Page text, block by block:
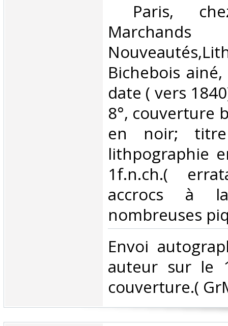
Paris,
Bichebois
date ( vers
8°, couverture
en noir;
lithpographie
1f.n.ch.(
accrocs à
nombreuses
‎Envoi
auteur sur le
couverture.(